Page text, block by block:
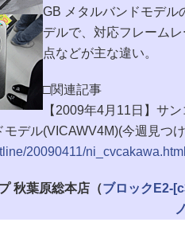
GB メタルバンドモデル
デルで、対応フレーム
点などが主な違い。
□関連記事
【2009年4月11日】サ
デル(VICAWV4M)(今週見つ
20090411/ni_cvcakawa.html
秋葉原総本店（ブロックE2-